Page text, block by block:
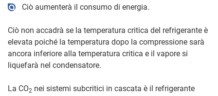
Ciò aumenterà il consumo di energia.
Ciò non accadrà se la temperatura critica del refrigerante è
elevata poiché la temperatura dopo la compressione sarà
ancora inferiore alla temperatura critica e il vapore si
liquefarà nel condensatore.
La CO2 nei sistemi subcritici in cascata è il refrigerante